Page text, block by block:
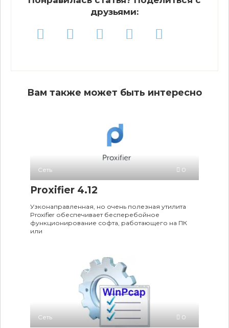
друзьями:
Вам также может быть интересно
Сеть 0
Proxifier 4.12
Узконаправленная, но очень полезная утилита
Proxifier обеспечивает бесперебойное
функционирование софта, работающего на ПК
или
Сеть 0